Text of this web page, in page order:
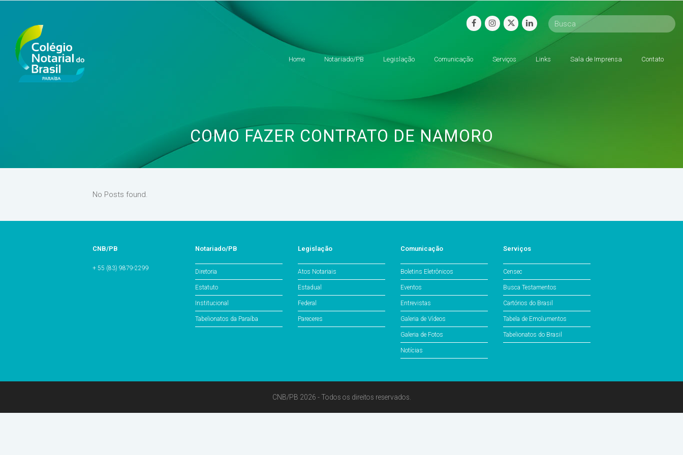
facebookinstagram
twitterlinkedin
Home Notariado/PB Legislação Comunicação Serviços Links Sala de Imprensa Contato
COMO FAZER CONTRATO DE NAMORO
No Posts found.
CNB/PB
+ 55 (83) 9879-2299
Notariado/PB
Diretoria
Estatuto
Institucional
Tabelionatos da Paraíba
Legislação
Atos Notariais
Estadual
Federal
Pareceres
Comunicação
Boletins Eletrônicos
Eventos
Entrevistas
Galeria de Vídeos
Galeria de Fotos
Notícias
Serviços
Censec
Busca Testamentos
Cartórios do Brasil
Tabela de Emolumentos
Tabelionatos do Brasil
CNB/PB 2026 - Todos os direitos reservados.